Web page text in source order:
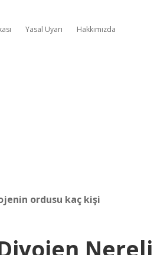
Yasal Uyarı Hakkımızda
ordusu kaç kişi
Nereli